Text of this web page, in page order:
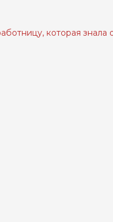
которая